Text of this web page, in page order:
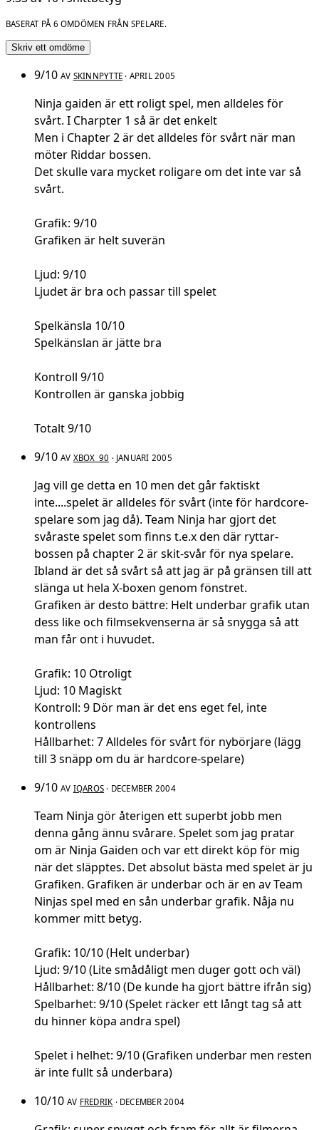
BASERAT PÅ 6 OMDÖMEN FRÅN SPELARE.
Skriv ett omdöme
9/10 AV SKINNPYTTE · APRIL 2005
Ninja gaiden är ett roligt spel, men alldeles för
svårt. I Charpter 1 så är det enkelt
Men i Chapter 2 är det alldeles för svårt när man
möter Riddar bossen.
Det skulle vara mycket roligare om det inte var så
svårt.
Grafik: 9/10
Grafiken är helt suverän
Ljud: 9/10
Ljudet är bra och passar till spelet
Spelkänsla 10/10
Spelkänslan är jätte bra
Kontroll 9/10
Kontrollen är ganska jobbig
Totalt 9/10
9/10 AV XBOX_90 · JANUARI 2005
Jag vill ge detta en 10 men det går faktiskt
inte....spelet är alldeles för svårt (inte för hardcore-
spelare som jag då). Team Ninja har gjort det
svåraste spelet som finns t.e.x den där ryttar-
bossen på chapter 2 är skit-svår för nya spelare.
Ibland är det så svårt så att jag är på gränsen till att
slänga ut hela X-boxen genom fönstret.
Grafiken är desto bättre: Helt underbar grafik utan
dess like och filmsekvenserna är så snygga så att
man får ont i huvudet.
Grafik: 10 Otroligt
Ljud: 10 Magiskt
Kontroll: 9 Dör man är det ens eget fel, inte
kontrollens
Hållbarhet: 7 Alldeles för svårt för nybörjare (lägg
till 3 snäpp om du är hardcore-spelare)
9/10 AV IQAROS · DECEMBER 2004
Team Ninja gör återigen ett superbt jobb men
denna gång ännu svårare. Spelet som jag pratar
om är Ninja Gaiden och var ett direkt köp för mig
när det släpptes. Det absolut bästa med spelet är ju
Grafiken. Grafiken är underbar och är en av Team
Ninjas spel med en sån underbar grafik. Nåja nu
kommer mitt betyg.
Grafik: 10/10 (Helt underbar)
Ljud: 9/10 (Lite smådåligt men duger gott och väl)
Hållbarhet: 8/10 (De kunde ha gjort bättre ifrån sig)
Spelbarhet: 9/10 (Spelet räcker ett långt tag så att
du hinner köpa andra spel)
Spelet i helhet: 9/10 (Grafiken underbar men resten
är inte fullt så underbara)
10/10 AV FREDRIK · DECEMBER 2004